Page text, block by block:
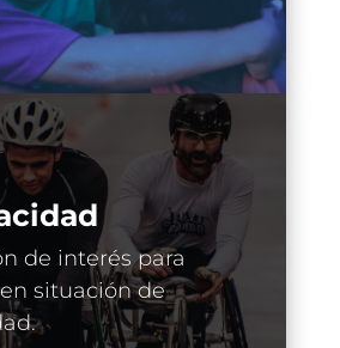
de interés para
situación de